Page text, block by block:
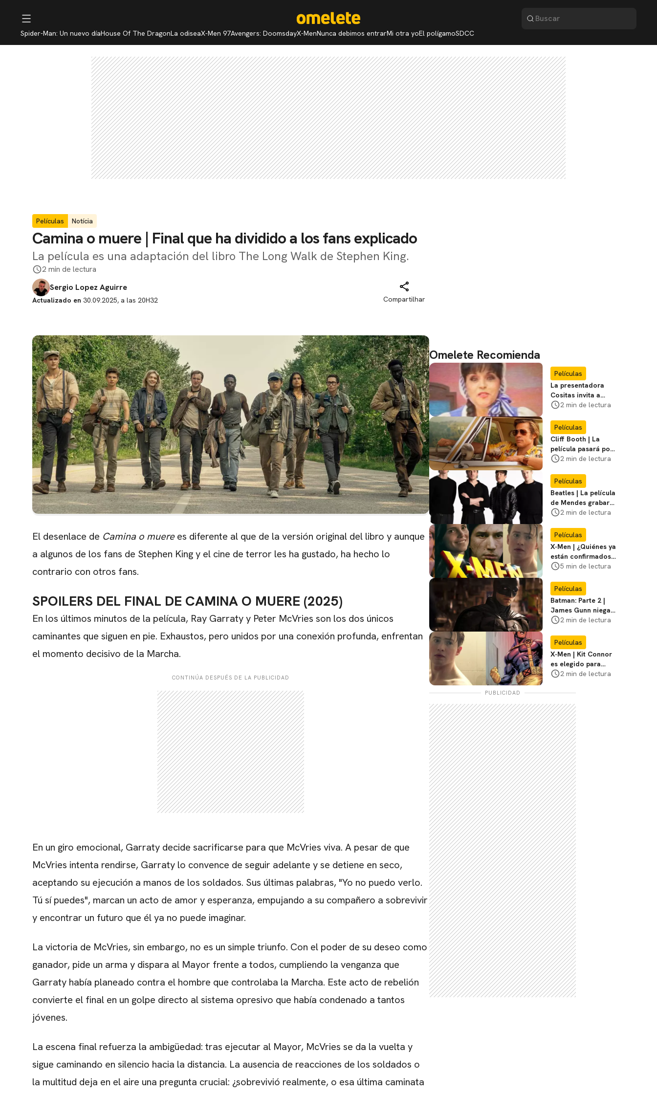
Spider-Man: Un nuevo díaHouse Of The DragonLa odiseaX-Men 97Avengers: DoomsdayX-MenNunca debimos entrarMi otra yoEl polígamoSDCC
Películas Notícia
Camina o muere | Final que ha dividido a los fans explicado
La película es una adaptación del libro The Long Walk de Stephen King.
2 min de lectura
Sergio Lopez Aguirre
Actualizado en 30.09.2025, a las 20H32 Compartilhar
El desenlace de Camina o muerees diferente al que de la versión original del libro y aunque
a algunos de los fans de Stephen King y el cine de terror les ha gustado, ha hecho lo
contrario con otros fans.
SPOILERS DEL FINAL DE CAMINA O MUERE (2025)
En los últimos minutos de la película, Ray Garraty y Peter McVries son los dos únicos
caminantes que siguen en pie. Exhaustos, pero unidos por una conexión profunda, enfrentan
el momento decisivo de la Marcha.
CONTINÚA DESPUÉS DE LA PUBLICIDAD
En un giro emocional, Garraty decide sacrificarse para que McVries viva. A pesar de que
McVries intenta rendirse, Garraty lo convence de seguir adelante y se detiene en seco,
aceptando su ejecución a manos de los soldados. Sus últimas palabras, "Yo no puedo verlo.
Tú sí puedes", marcan un acto de amor y esperanza, empujando a su compañero a sobrevivir
y encontrar un futuro que él ya no puede imaginar.
La victoria de McVries, sin embargo, no es un simple triunfo. Con el poder de su deseo como
ganador, pide un arma y dispara al Mayor frente a todos, cumpliendo la venganza que
Garraty había planeado contra el hombre que controlaba la Marcha. Este acto de rebelión
convierte el final en un golpe directo al sistema opresivo que había condenado a tantos
jóvenes.
La escena final refuerza la ambigüedad: tras ejecutar al Mayor, McVries se da la vuelta y
sigue caminando en silencio hacia la distancia. La ausencia de reacciones de los soldados o
la multitud deja en el aire una pregunta crucial: ¿sobrevivió realmente, o esa última caminata
Omelete Recomienda
Películas
La presentadora
Cositas invita a
visitar el
Miasma
2 min de lectura
Películas
Cliff Booth | La
película pasará por
nuevas filmaciones
2 min de lectura
Películas
Beatles | La película
de Mendes grabará
escenas en la
2 min de lectura
Películas
X-Men | ¿Quiénes ya
están confirmados
en la película de
favoritos
5 min de lectura
Películas
Batman: Parte 2 |
James Gunn niega
que se filme la parte
2 min de lectura
Películas
X-Men | Kit Connor
es elegido para
interpretar a
película
2 min de lectura
PUBLICIDAD